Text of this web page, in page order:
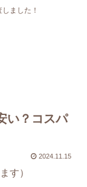
ました！
い？コスパ
2024.11.15
す）